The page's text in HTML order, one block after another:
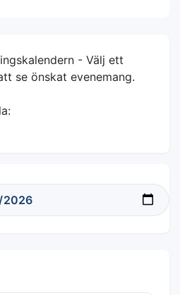
- Välj ett
se önskat evenemang.